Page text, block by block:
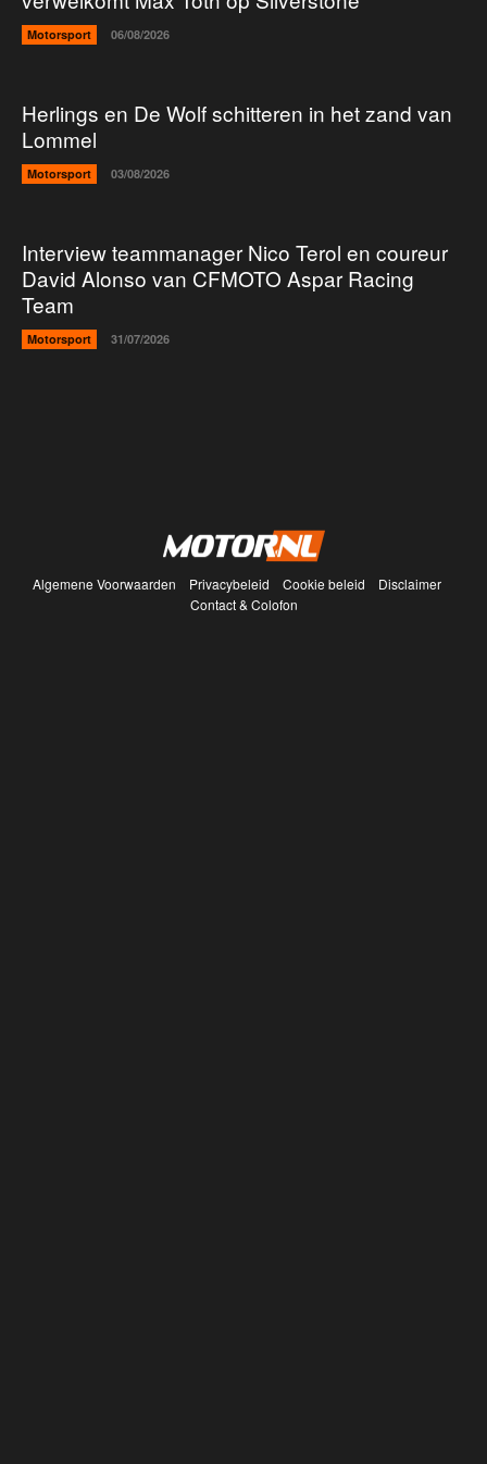
Motorsport 06/08/2026
Herlings en De Wolf schitteren in het zand van
Lommel
Motorsport 03/08/2026
Interview teammanager Nico Terol en coureur
David Alonso van CFMOTO Aspar Racing
Team
Motorsport 31/07/2026
Algemene Voorwaarden Privacybeleid Cookie beleid
Disclaimer
Contact & Colofon